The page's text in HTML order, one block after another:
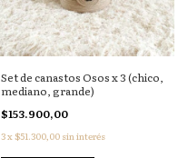
Set de canastos Osos x 3 (chico,
mediano, grande)
$153.900,00
3x$51.300,00 sin interés